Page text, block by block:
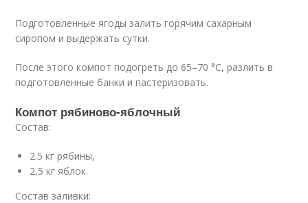
Подготовленные ягоды залить горячим сахарным
сиропом и выдержать сутки.
После этого компот подогреть до 65–70 °C, разлить в
подготовленные банки и пастеризовать.
Компот рябиново-яблочный
Состав:
2.5 кг рябины,
2,5 кг яблок.
Состав заливки: